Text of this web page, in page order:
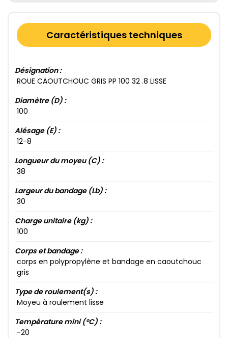
Caractéristiques techniques
Désignation :
ROUE CAOUTCHOUC GRIS PP 100​ 32​ .8​ LISSE
Diamètre (D) :
100​
Alésage (E) :
12​-8​
Longueur du moyeu (C) :
38​
Largeur du bandage (Lb) :
30​
Charge unitaire (kg) :
100​
Corps et bandage :
corps en polypropylène et bandage en caoutchouc
gris
Type de roulement(s) :
Moyeu à roulement lisse
Température mini (°C) :
-20​